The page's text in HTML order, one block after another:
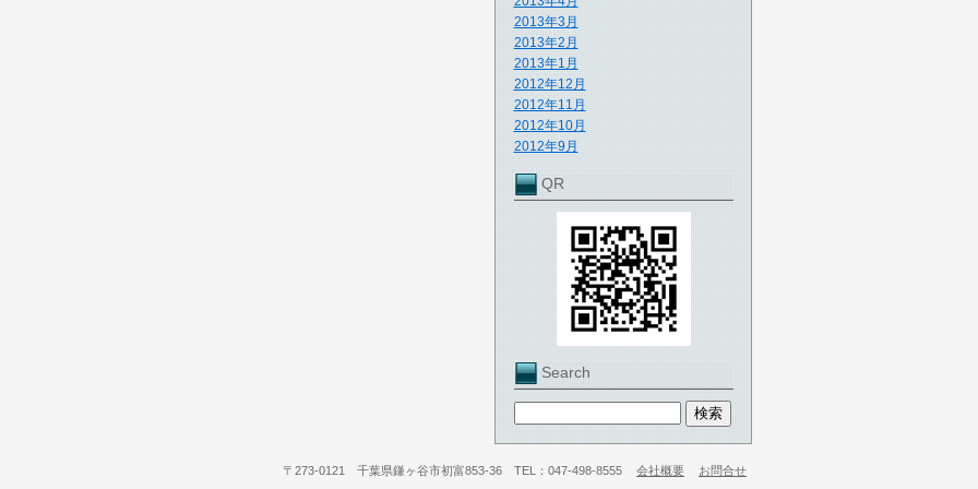
2013年3月
2013年2月
2013年1月
2012年12月
2012年11月
2012年10月
2012年9月
QR
Search
〒273-0121 千葉県鎌ヶ谷市初富853-36 TEL：047-498-8555 会社概要 お問合せ